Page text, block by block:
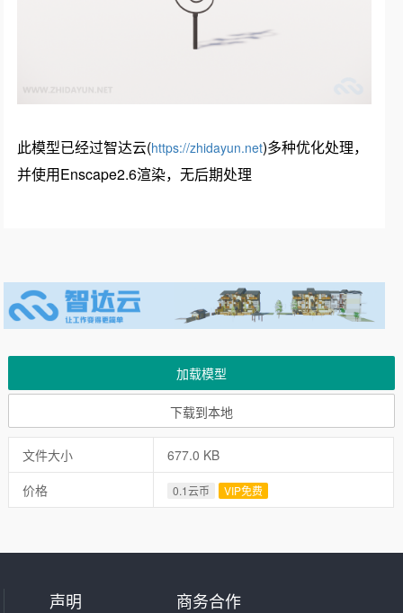
此模型已经过智达云(https://zhidayun.net)多种优化处理，
并使用Enscape2.6渲染，无后期处理
加载模型
下载到本地
文件大小
677.0 KB
价格
0.1云币 VIP免费
声明 商务合作